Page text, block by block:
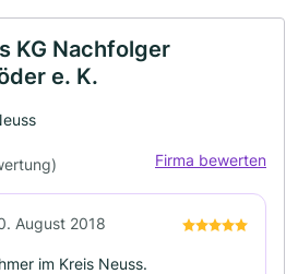
KG Nachfolger
e. K.
Firma bewerten
August 2018
im Kreis Neuss.